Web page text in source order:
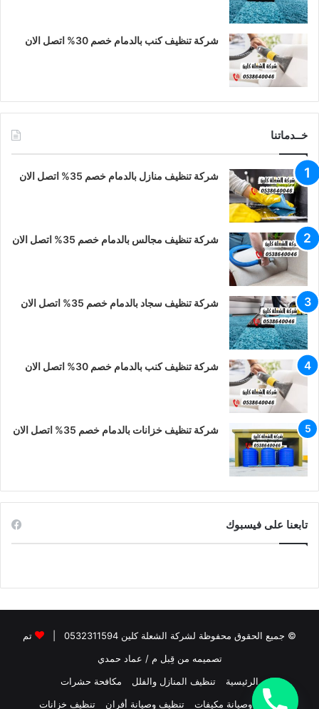
شركة تنظيف كنب بالدمام خصم 30% اتصل الان
خــدماتنا
شركة تنظيف منازل بالدمام خصم 35% اتصل الان
شركة تنظيف مجالس بالدمام خصم 35% اتصل الان
شركة تنظيف سجاد بالدمام خصم 35% اتصل الان
شركة تنظيف كنب بالدمام خصم 30% اتصل الان
شركة تنظيف خزانات بالدمام خصم 35% اتصل الان
تابعنا على فيسبوك
© جميع الحقوق محفوظة لشركة الشعلة كلين 0532311594 |
تم
تصميمه من قِبل م / عماد حمدي
الرئيسية
تنظيف المنازل والفلل
مكافحة حشرات
تنظيف وصيانة مكيفات
تنظيف وصيانة أفران تنظيف خزانات